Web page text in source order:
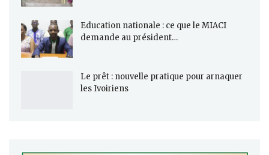
Education nationale : ce que le MIACI
demande au président…
Le prêt : nouvelle pratique pour arnaquer
les Ivoiriens